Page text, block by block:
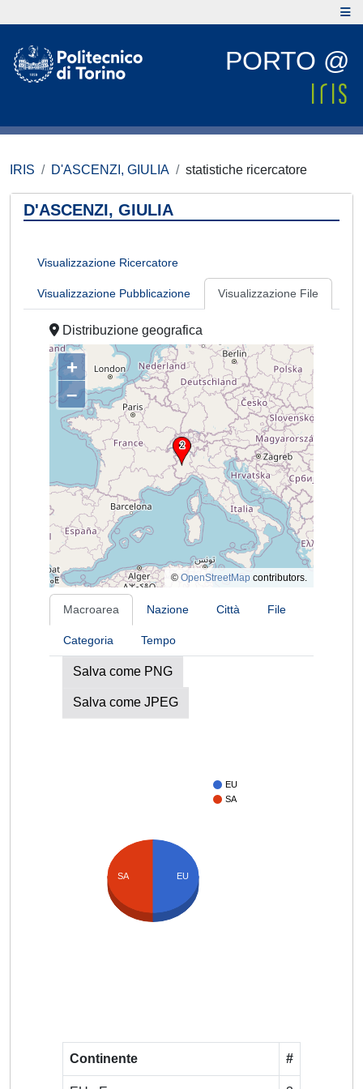
PORTO @
IRIS D'ASCENZI, GIULIA statistiche ricercatore
D'ASCENZI, GIULIA
Visualizzazione Ricercatore
Visualizzazione Pubblicazione Visualizzazione File
Distribuzione geografica
+
–
© OpenStreetMap contributors.
Macroarea Nazione Città File
Categoria Tempo
Salva come PNG
Salva come JPEG
EU
SA
SA EU
Continente #